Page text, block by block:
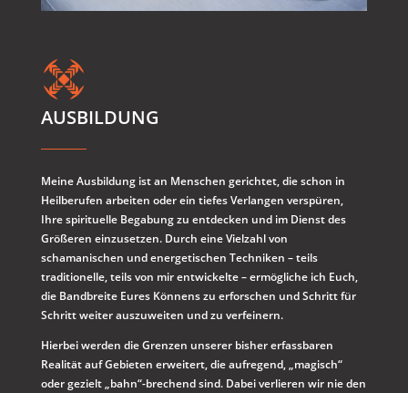
AUSBILDUNG
Meine Ausbildung ist an Menschen gerichtet, die schon in
Heilberufen arbeiten oder ein tiefes Verlangen verspüren,
Ihre spirituelle Begabung zu entdecken und im Dienst des
Größeren einzusetzen. Durch eine Vielzahl von
schamanischen und energetischen Techniken – teils
traditionelle, teils von mir entwickelte – ermögliche ich Euch,
die Bandbreite Eures Könnens zu erforschen und Schritt für
Schritt weiter auszuweiten und zu verfeinern.
Hierbei werden die Grenzen unserer bisher erfassbaren
Realität auf Gebieten erweitert, die aufregend, „magisch“
oder gezielt „bahn“-brechend sind. Dabei verlieren wir nie den